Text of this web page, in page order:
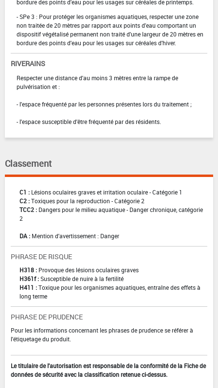
bordure des points d'eau pour les usages sur céréales de printemps.
- SPe 3 : Pour protéger les organismes aquatiques, respecter une zone
non traitée de 20 mètres par rapport aux points d'eau comportant un
dispositif végétalisé permanent non traité d'une largeur de 20 mètres en
bordure des points d'eau pour les usages sur céréales d'hiver.
RIVERAINS
Respecter une distance d'au moins 3 mètres entre la rampe de
pulvérisation et :
- l'espace fréquenté par les personnes présentes lors du traitement ;
- l'espace susceptible d'être fréquenté par des résidents.
Classement
C1 : Lésions oculaires graves et irritation oculaire - Catégorie 1
C2 :Toxiques pour la reproduction - Catégorie 2
TCC2 : Dangers pour le milieu aquatique - Danger chronique, catégorie
2
DA : Mention d'avertissement : Danger
PHRASE DE RISQUE
H318 : Provoque des lésions oculaires graves
H361f :Susceptible de nuire à la fertilité
H411 :Toxique pour les organismes aquatiques, entraîne des effets à
long terme
PHRASE DE PRUDENCE
Pour les informations concernant les phrases de prudence se référer à
l'étiquetage du produit.
Le titulaire de l'autorisation est responsable de la conformité de la Fiche de
données de sécurité avec la classification retenue ci-dessus.